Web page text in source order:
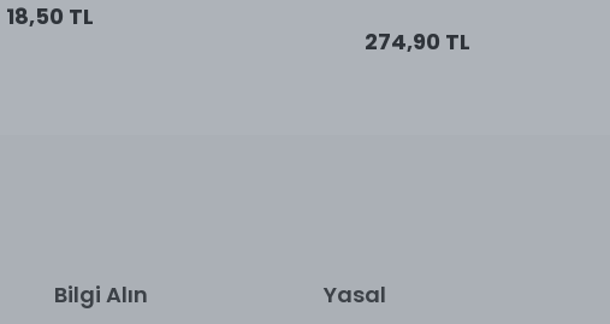
18,50 TL
274,90 TL
Bilgi Alın Yasal